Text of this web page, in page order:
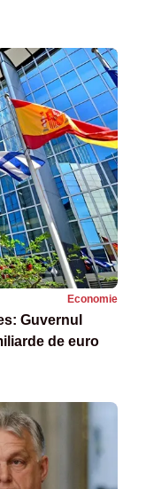
Economie
Guvernul
de euro